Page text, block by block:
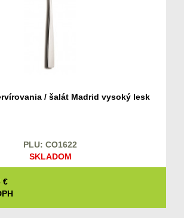
/ šalát Madrid vysoký lesk
PLU: CO1622
SKLADOM
€